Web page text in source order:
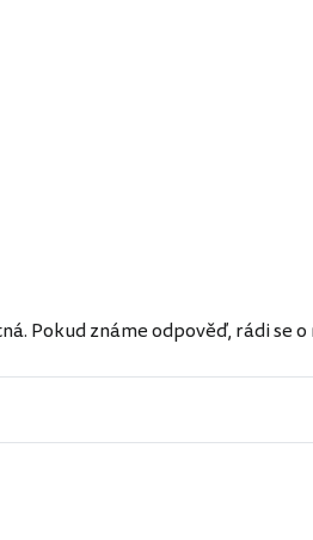
Pokud známe odpověď, rádi se